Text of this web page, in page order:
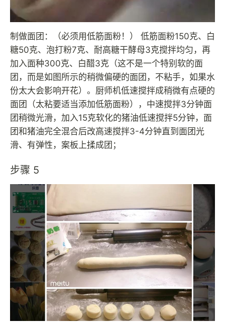
制做面团：（必须用低筋面粉！） 低筋面粉150克、白
糖50克、泡打粉7克、耐高糖干酵母3克搅拌均匀，再
加入面种300克、白醋3克（这不是一个特别软的面
团，而是如图所示的稍微偏硬的面团，不粘手，如果水
份太大会影响开花）。厨师机低速搅拌成稍微有点硬的
面团（太粘要适当添加低筋面粉），中速搅拌3分钟面
团稍微光滑，加入15克软化的猪油低速搅拌5分钟，面
团和猪油完全混合后改高速搅拌3-4分钟直到面团光
滑、有弹性，案板上揉成团；
步骤 5